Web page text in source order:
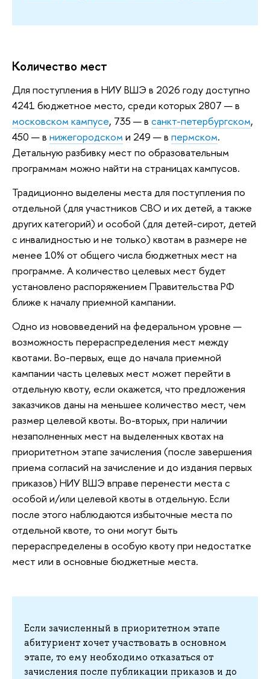
Количество мест
Для поступления в НИУ ВШЭ в 2026 году доступно
4241 бюджетное место, среди которых 2807 — в
московском кампусе, 735 — в санкт-петербургском,
450 — в нижегородском и 249 — в пермском.
Детальную разбивку мест по образовательным
программам можно найти на страницах кампусов.
Традиционно выделены места для поступления по
отдельной (для участников СВО и их детей, а также
других категорий) и особой (для детей-сирот, детей
с инвалидностью и не только) квотам в размере не
менее 10% от общего числа бюджетных мест на
программе. А количество целевых мест будет
установлено распоряжением Правительства РФ
ближе к началу приемной кампании.
Одно из нововведений на федеральном уровне —
возможность перераспределения мест между
квотами. Во-первых, еще до начала приемной
кампании часть целевых мест может перейти в
отдельную квоту, если окажется, что предложения
заказчиков даны на меньшее количество мест, чем
размер целевой квоты. Во-вторых, при наличии
незаполненных мест на выделенных квотах на
приоритетном этапе зачисления (после завершения
приема согласий на зачисление и до издания первых
приказов) НИУ ВШЭ вправе перенести места с
особой и/или целевой квоты в отдельную. Если
после этого наблюдаются избыточные места по
отдельной квоте, то они могут быть
перераспределены в особую квоту при недостатке
мест или в основные бюджетные места.
Если зачисленный в приоритетном этапе
абитуриент хочет участвовать в основном
этапе, то ему необходимо отказаться от
зачисления после публикации приказов и до